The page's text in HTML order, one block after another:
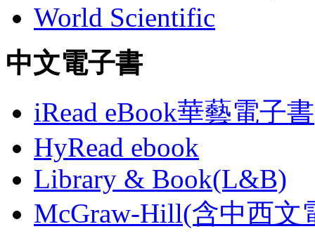
World Scientific
中文電子書
iRead eBook華藝電子書
HyRead ebook
Library & Book(L&B)
McGraw-Hill(含中西文